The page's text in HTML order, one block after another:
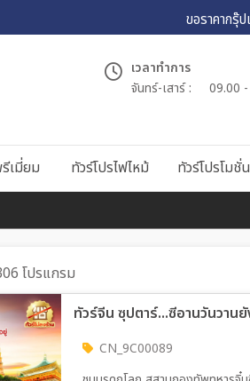
ขอราคากรุ๊ป
เวลาทำการ
จันทร์-เสาร์ :
09.00
เมี่ยม ทัวร์โปรไฟไหม้ ทัวร์โปรโมชั่น
โปรแกรม
ทัวร์จีน ซุปตาร์...ซีอานวันวาน
CN_9C00089